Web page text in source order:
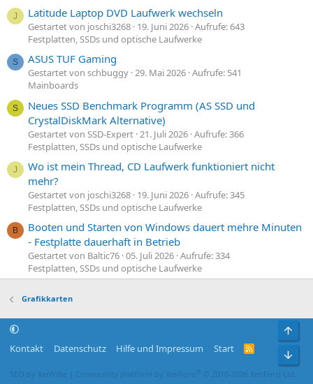
J Latitude Laptop DVD Laufwerk wechseln
Gestartet von joschi3268 19. Juni 2026 Aufrufe: 643
Festplatten, SSDs und optische Laufwerke
S ASUS TUF Gaming
Gestartet von schbuggy 29. Mai 2026 Aufrufe: 541
Mainboards
S
Neues SSD Benchmark Programm (AS SSD und
CrystalDiskMark Alternative)
Gestartet von SSD-Expert 21. Juli 2026 Aufrufe: 366
Festplatten, SSDs und optische Laufwerke
J
Wo ist mein Thread, CD Laufwerk funktioniert nicht
mehr?
Gestartet von joschi3268 19. Juni 2026 Aufrufe: 345
Festplatten, SSDs und optische Laufwerke
B
Booten und Starten von Windows dauert mehre Minuten
- Festplatte dauerhaft in Betrieb
Gestartet von Baltic76 05. Juli 2026 Aufrufe: 334
Festplatten, SSDs und optische Laufwerke
Grafikkarten
Kontakt Datenschutz Hilfe und Impressum Start
R
SEO by XenVibe Community platform by XenForo ® © 2010-2026 XenForo Ltd.